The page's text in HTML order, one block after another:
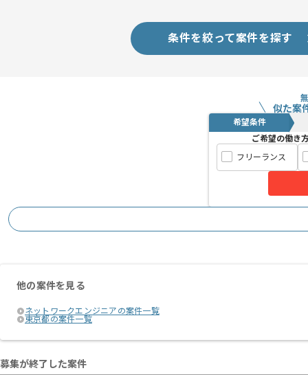
条件を絞って案件を探す
似た案
希望条件
ご希望の働き
フリーランス
他の案件を見る
ネットワークエンジニアの案件一覧
東京都の案件一覧
募集が終了した案件